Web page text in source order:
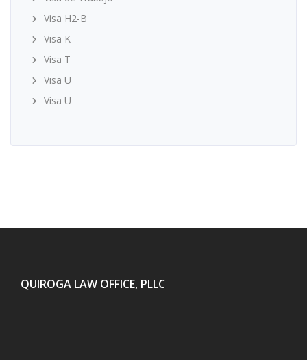
Visa H2-B
Visa K
Visa T
Visa U
Visa U
QUIROGA LAW OFFICE, PLLC